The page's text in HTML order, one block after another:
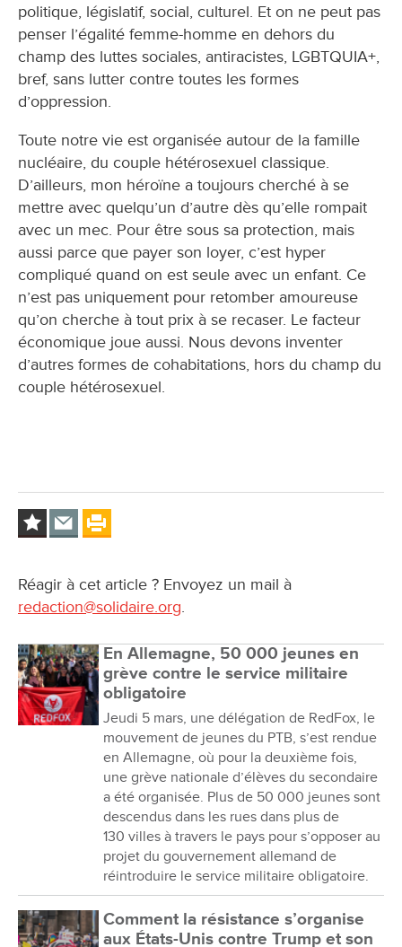
politique, législatif, social, culturel. Et on ne peut pas
penser l’égalité femme-homme en dehors du
champ des luttes sociales, antiracistes, LGBTQUIA+,
bref, sans lutter contre toutes les formes
d’oppression.
Toute notre vie est organisée autour de la famille
nucléaire, du couple hétérosexuel classique.
D’ailleurs, mon héroïne a toujours cherché à se
mettre avec quelqu’un d’autre dès qu’elle rompait
avec un mec. Pour être sous sa protection, mais
aussi parce que payer son loyer, c’est hyper
compliqué quand on est seule avec un enfant. Ce
n’est pas uniquement pour retomber amoureuse
qu’on cherche à tout prix à se recaser. Le facteur
économique joue aussi. Nous devons inventer
d’autres formes de cohabitations, hors du champ du
couple hétérosexuel.
Réagir à cet article ? Envoyez un mail à
redaction@solidaire.org.
En Allemagne, 50 000 jeunes en
grève contre le service militaire
obligatoire
Jeudi 5 mars, une délégation de RedFox, le
mouvement de jeunes du PTB, s’est rendue
en Allemagne, où pour la deuxième fois,
une grève nationale d’élèves du secondaire
a été organisée. Plus de 50 000 jeunes sont
descendus dans les rues dans plus de
130 villes à travers le pays pour s’opposer au
projet du gouvernement allemand de
réintroduire le service militaire obligatoire.
Comment la résistance s’organise
aux États-Unis contre Trump et son